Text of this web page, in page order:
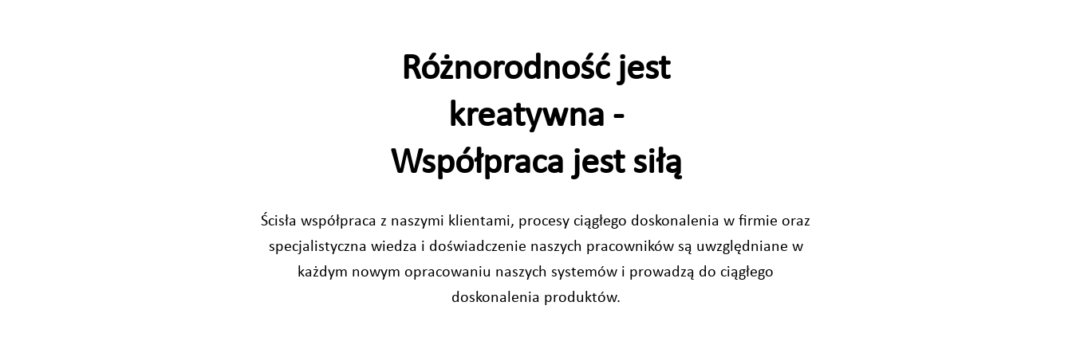
Różnorodność jest
kreatywna -
Współpraca jest siłą
Ścisła współpraca z naszymi klientami, procesy ciągłego doskonalenia w firmie oraz
specjalistyczna wiedza i doświadczenie naszych pracowników są uwzględniane w
każdym nowym opracowaniu naszych systemów i prowadzą do ciągłego
doskonalenia produktów.